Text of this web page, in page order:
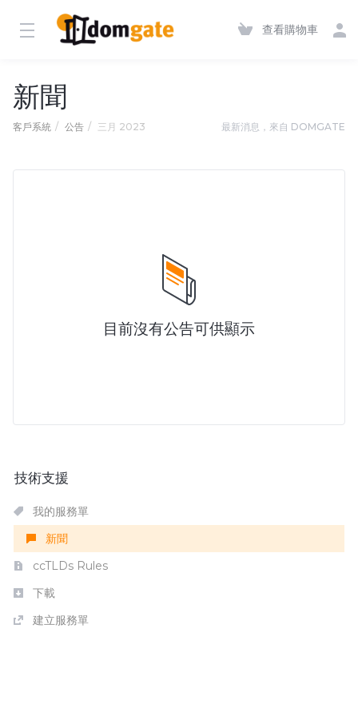
查看購物車
新聞
客戶系統 公告 三月 2023 最新消息，來自 DOMGATE
目前沒有公告可供顯示
技術支援
我的服務單
新聞
ccTLDs Rules
下載
建立服務單